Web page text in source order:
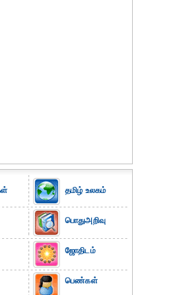
தமிழ் உலகம்
பொதுஅறிவு
ஜோதிடம்
பெண்கள்